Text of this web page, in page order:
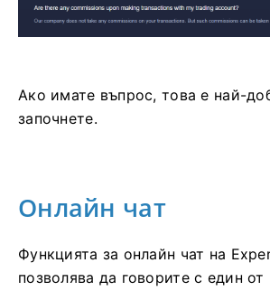
Ако имате въпрос, това е най-
започнете.
Онлайн чат
Функцията за онлайн чат на
позволява да говорите с един от